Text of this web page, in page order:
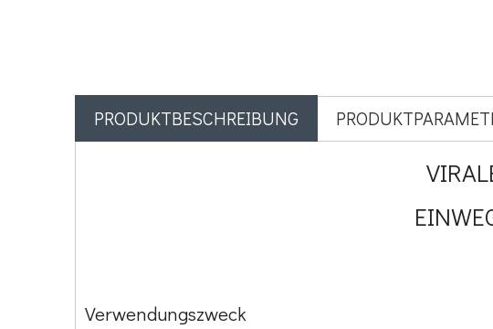
PRODUKTBESCHREIBUNG
Verwendungszweck